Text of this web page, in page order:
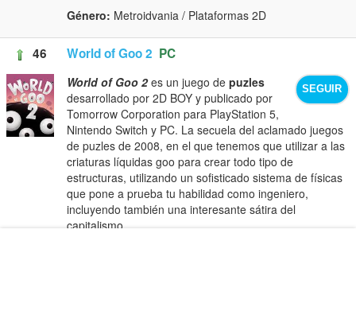
Género: Metroidvania / Plataformas 2D
46 World of Goo 2 PC
SEGUIR
World of Goo 2es un juego de puzles
desarrollado por 2D BOY y publicado por
Tomorrow Corporation para PlayStation 5,
Nintendo Switch y PC. La secuela del aclamado juegos
de puzles de 2008, en el que tenemos que utilizar a las
criaturas líquidas goo para crear todo tipo de
estructuras, utilizando un sofisticado sistema de físicas
que pone a prueba tu habilidad como ingeniero,
incluyendo también una interesante sátira del
capitalismo.